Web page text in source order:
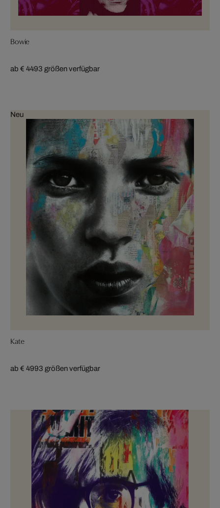
Bowie
ab € 4493 größen verfügbar
Neu
Kate
ab € 4993 größen verfügbar